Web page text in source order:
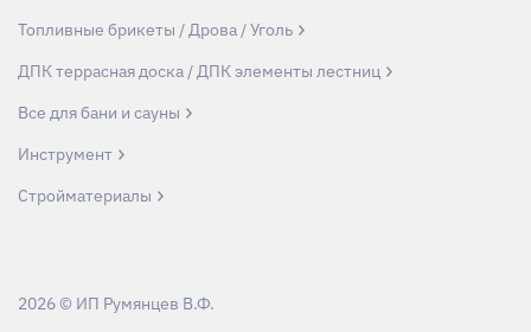
Топливные брикеты / Дрова / Уголь
ДПК террасная доска / ДПК элементы лестниц
Все для бани и сауны
Инструмент
Стройматериалы
2026 © ИП Румянцев В.Ф.